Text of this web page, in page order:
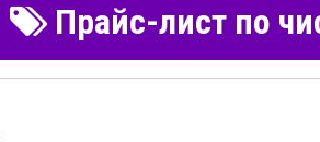
Прайс-лист по